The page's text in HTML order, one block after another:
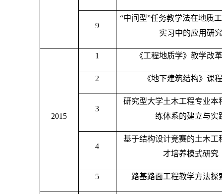
9
“中间型”任务教学法在地质
实习中的应用研究
2015
1 《工程地质学》教学改
2 《地下建筑结构》课
3
研究型大学土木工程专业本
练体系的建立与实
4
基于结构设计竞赛的土木工
才培养模式研究
5 路基路面工程教学方法探